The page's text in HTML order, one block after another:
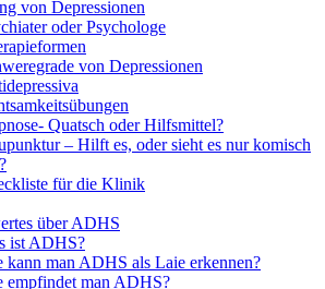
von Depressionen
oder Psychologe
von Depressionen
Quatsch oder Hilfsmittel?
– Hilft es, oder sieht es nur komisch
für die Klinik
über ADHS
ist ADHS?
kann man ADHS als Laie erkennen?
empfindet man ADHS?